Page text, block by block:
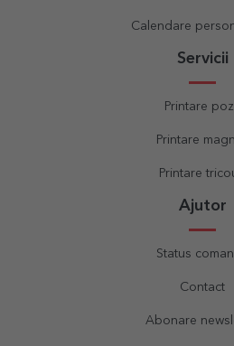
Calendare
Servicii
Printare
Printare
Printare
Ajutor
Status
Contact
Abonare